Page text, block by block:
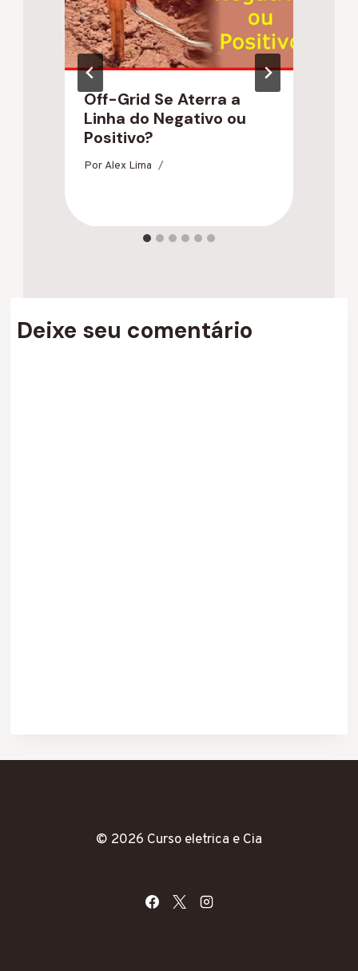
Off-Grid Se Aterra a
Linha do Negativo ou
Positivo?
Por Alex Lima
Deixe seu comentário
© 2026 Curso eletrica e Cia